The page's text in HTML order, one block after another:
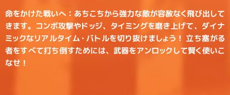
命をかけた戦いへ：あちこちから強力な敵が容赦なく飛び出して
きます。コンボ攻撃やドッジ、タイミングを磨き上げて、ダイナ
ミックなリアルタイム・バトルを切り抜けましょう！ 立ち塞がる
者をすべて打ち倒すためには、武器をアンロックして賢く使いこ
なせ！​​